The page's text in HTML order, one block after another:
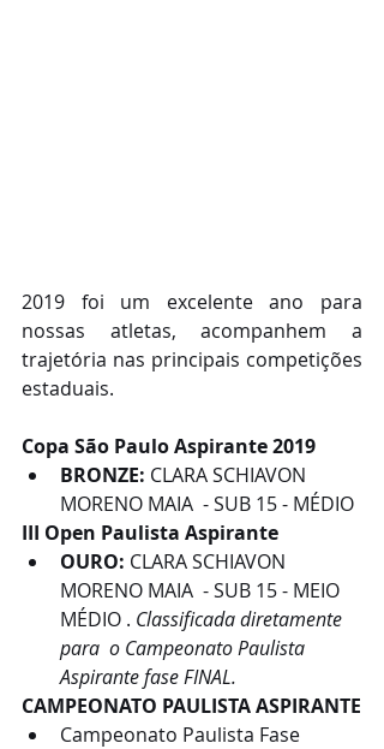
2019 foi um excelente ano para
nossas atletas, acompanhem a
trajetória nas principais competições
estaduais.
Copa São Paulo Aspirante 2019
BRONZE: CLARA SCHIAVON
MORENO MAIA  - SUB 15 - MÉDIO
III Open Paulista Aspirante
OURO: CLARA SCHIAVON
MORENO MAIA  - SUB 15 - MEIO
MÉDIO . Classificada diretamente
para  o Campeonato Paulista
Aspirante fase FINAL.
CAMPEONATO PAULISTA ASPIRANTE
Campeonato Paulista Fase